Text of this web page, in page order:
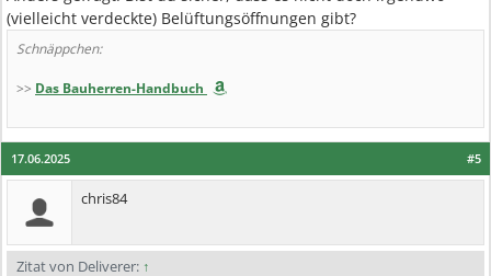
(vielleicht verdeckte) Belüftungsöffnungen gibt?
Schnäppchen:
>> Das Bauherren-Handbuch
#5
17.06.2025
chris84
Zitat von Deliverer: ↑